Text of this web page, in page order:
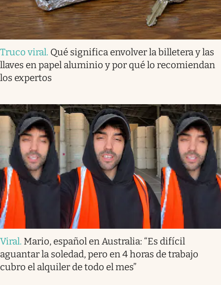
Truco viral. Qué significa envolver la billetera y las
llaves en papel aluminio y por qué lo recomiendan
los expertos
Viral. Mario, español en Australia: “Es difícil
aguantar la soledad, pero en 4 horas de trabajo
cubro el alquiler de todo el mes”